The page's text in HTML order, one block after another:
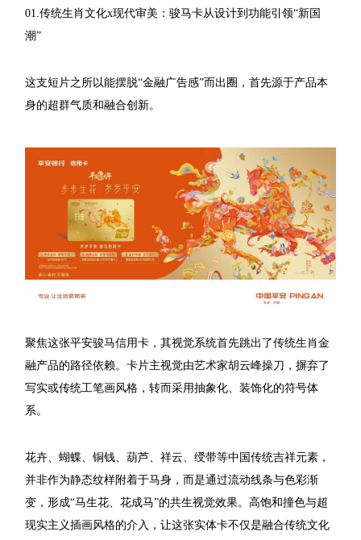
01.传统生肖文化x现代审美：骏马卡从设计到功能引领“新国
潮”
这支短片之所以能摆脱“金融广告感”而出圈，首先源于产品本
身的超群气质和融合创新。
聚焦这张平安骏马信用卡，其视觉系统首先跳出了传统生肖金
融产品的路径依赖。卡片主视觉由艺术家胡云峰操刀，摒弃了
写实或传统工笔画风格，转而采用抽象化、装饰化的符号体
系。
花卉、蝴蝶、铜钱、葫芦、祥云、绶带等中国传统吉祥元素，
并非作为静态纹样附着于马身，而是通过流动线条与色彩渐
变，形成“马生花、花成马”的共生视觉效果。高饱和撞色与超
现实主义插画风格的介入，让这张实体卡不仅是融合传统文化